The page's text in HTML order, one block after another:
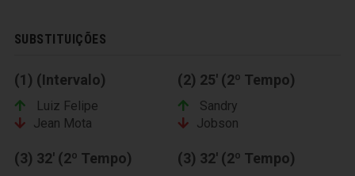
SUBSTITUIÇÕES
(1) (Intervalo)
Luiz Felipe
Jean Mota
(2) 25' (2º Tempo)
Sandry
Jobson
(3) 32' (2º Tempo) (3) 32' (2º Tempo)